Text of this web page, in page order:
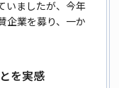
いましたが、今年
企業を募り、一か
を実感